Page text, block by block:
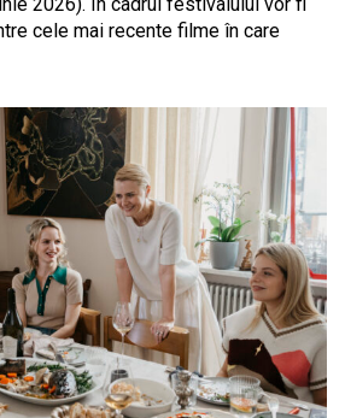
cele mai recente filme în care